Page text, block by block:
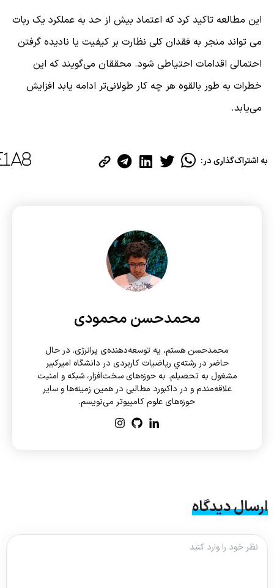
این مطالعه تاکید کرد که اعتماد بیش از حد به عملکرد یک ربات
می تواند منجر به فقدان کلی نظارت بر کیفیت یا نادیده گرفتن
احتمالی اقدامات احتیاطی شود. محققان می‌گویند که این
خطرات به طور بالقوه هر چه کار طولانی‌تر ادامه یابد افزایش
می‌یابد.
به اشتراک‌گذاری در:
محمدحسن محمودی
محمدحسن هستم، یه توسعه‌دهنده‌ی پرانرژی. در حال
حاضر در رشته‌ي ریاضیات کاربردی در دانشگاه امیرکبیر
مشغول به تحصیلم. به حوزه‌های سخت‌افزار، شبکه و امنیت
علاقه‌مندم و در داکبورد مطالبی در همین زمینه‌ها و سایر
حوزه‌های علوم‌ کامپیوتر می‌نویسم.
ارسال دیدگاه